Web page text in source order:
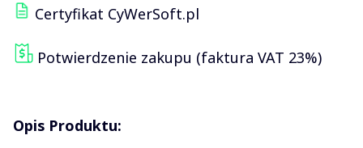
Certyfikat CyWerSoft.pl
Potwierdzenie zakupu (faktura VAT 23%)
Opis Produktu: